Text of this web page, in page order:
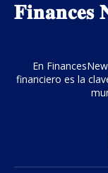
𝐅𝐢𝐧𝐚𝐧𝐜𝐞𝐬
En
financiero es la